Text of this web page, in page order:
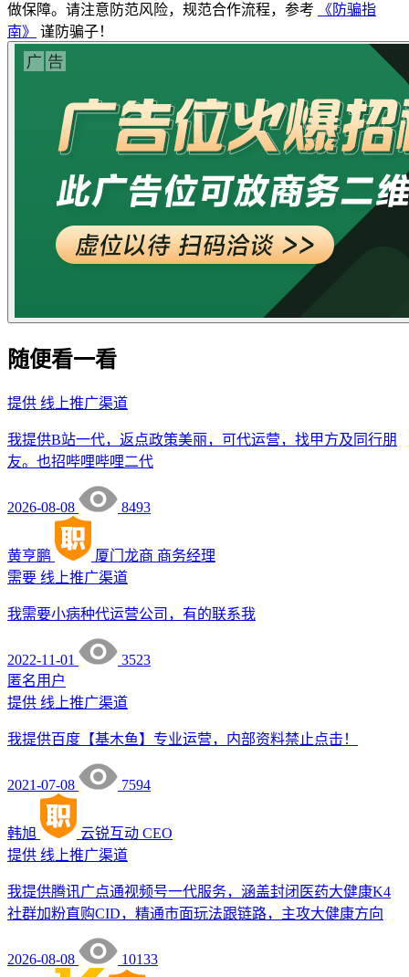
做保障。请注意防范风险，规范合作流程，参考
《防骗指
南》
谨防骗子！
随便看一看
提供 线上推广渠道
我提供B站一代，返点政策美丽，可代运营，找甲方及同行朋
友。也招哔哩哔哩二代
2026-08-08 8493
黄亨鹏 厦门龙商 商务经理
需要 线上推广渠道
我需要小病种代运营公司，有的联系我
2022-11-01
3523
匿名用户
提供 线上推广渠道
我提供百度【基木鱼】专业运营，内部资料禁止点击！
2021-07-08 7594
韩旭 云锐互动 CEO
提供 线上推广渠道
我提供腾讯广点通视频号一代服务，涵盖封闭医药大健康K4
社群加粉直购CID，精通市面玩法跟链路，主攻大健康方向
2026-08-08 10133